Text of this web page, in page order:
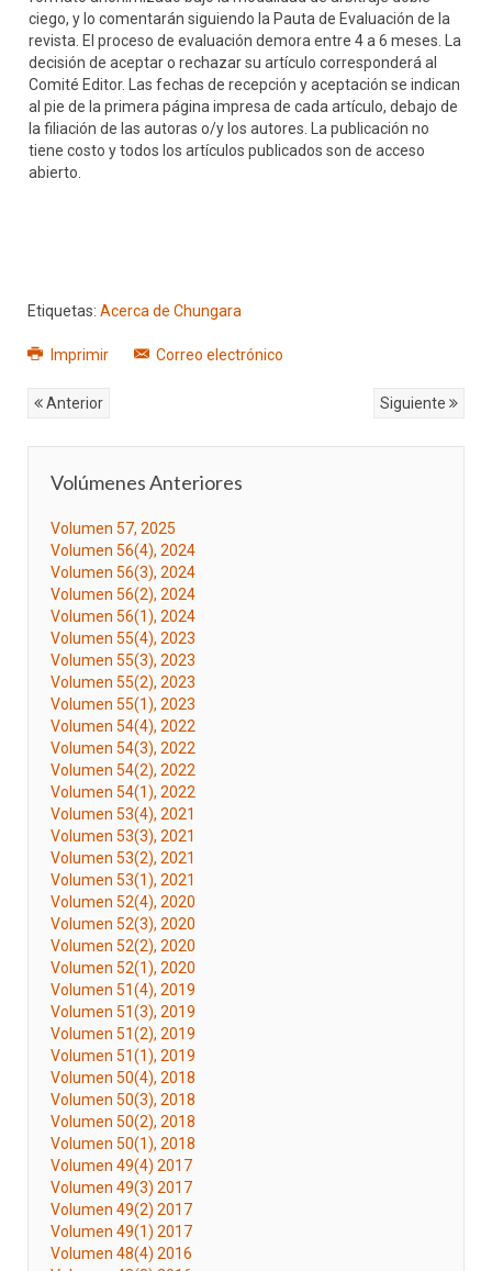
ciego, y lo comentarán siguiendo la Pauta de Evaluación de la
revista. El proceso de evaluación demora entre 4 a 6 meses. La
decisión de aceptar o rechazar su artículo corresponderá al
Comité Editor. Las fechas de recepción y aceptación se indican
al pie de la primera página impresa de cada artículo, debajo de
la filiación de las autoras o/y los autores. La publicación no
tiene costo y todos los artículos publicados son de acceso
abierto.
Etiquetas: Acerca de Chungara
Imprimir Correo electrónico
Anterior Siguiente
Volúmenes Anteriores
Volumen 57, 2025
Volumen 56(4), 2024
Volumen 56(3), 2024
Volumen 56(2), 2024
Volumen 56(1), 2024
Volumen 55(4), 2023
Volumen 55(3), 2023
Volumen 55(2), 2023
Volumen 55(1), 2023
Volumen 54(4), 2022
Volumen 54(3), 2022
Volumen 54(2), 2022
Volumen 54(1), 2022
Volumen 53(4), 2021
Volumen 53(3), 2021
Volumen 53(2), 2021
Volumen 53(1), 2021
Volumen 52(4), 2020
Volumen 52(3), 2020
Volumen 52(2), 2020
Volumen 52(1), 2020
Volumen 51(4), 2019
Volumen 51(3), 2019
Volumen 51(2), 2019
Volumen 51(1), 2019
Volumen 50(4), 2018
Volumen 50(3), 2018
Volumen 50(2), 2018
Volumen 50(1), 2018
Volumen 49(4) 2017
Volumen 49(3) 2017
Volumen 49(2) 2017
Volumen 49(1) 2017
Volumen 48(4) 2016